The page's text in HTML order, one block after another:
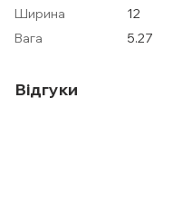
Ширина
12
Вага
5.27
Відгуки